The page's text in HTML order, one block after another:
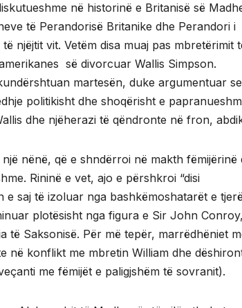
në historinë e Britanisë së
të Perandorisë Britanike dhe Perandori i
njëjtit vit. Vetëm disa muaj pas mbretërimit
së divorcuar Wallis Simpson.
martesën, duke argumentuar
politikisht dhe shoqërisht e
dhe njëherazi të qëndronte në fron,
nënë, që e shndërroi në makth fëmijërinë
Rininë e vet, ajo e përshkroi “disi
e saj të izoluar nga bashkëmoshatarët e
plotësisht nga figura e Sir John
të Saksonisë. Për më tepër, marrëdhëniet
në konflikt me mbretin William dhe
me fëmijët e paligjshëm të sovranit).